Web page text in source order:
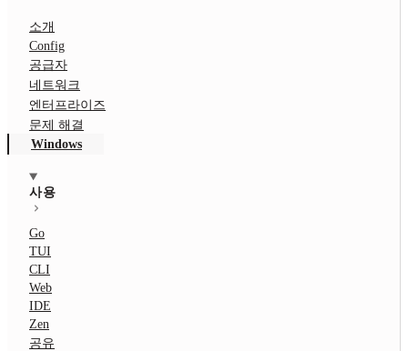
소개
Config
공급자
네트워크
엔터프라이즈
문제 해결
Windows
사용
Go
TUI
CLI
Web
IDE
Zen
공유